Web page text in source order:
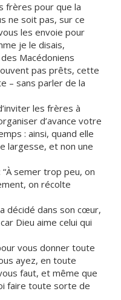
frères pour que la
ne soit pas, sur ce
les envoie pour
je le disais,
Macédoniens
pas prêts, cette
– sans parler de la
les frères à
d’avance votre
: ainsi, quand elle
largesse, et non une
semer trop peu, on
on récolte
décidé dans son cœur,
Dieu aime celui qui
vous donner toute
ayez, en toute
faut, et même que
faire toute sorte de